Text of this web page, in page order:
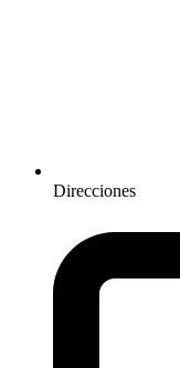
Direcciones